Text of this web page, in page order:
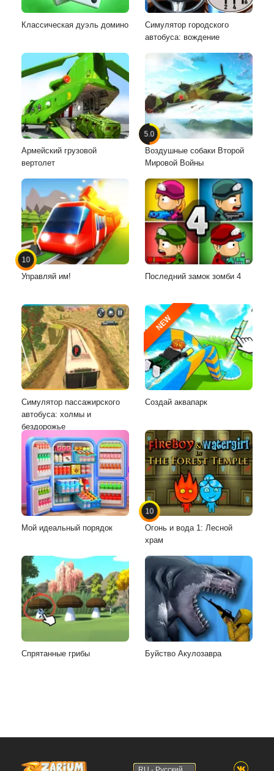
Классическая дуэль домино
Симулятор городского
автобуса: вождение
Армейский грузовой
вертолет
5.0
Воздушные собаки Второй
Мировой Войны
10
Управляй им! Последний замок зомби 4
Симулятор пассажирского
автобуса: холмы и
бездорожье
NEW
Создай аквапарк
Мой идеальный порядок
10
Огонь и вода 1: Лесной
храм
Спрятанные грибы Буйство Акулозавра